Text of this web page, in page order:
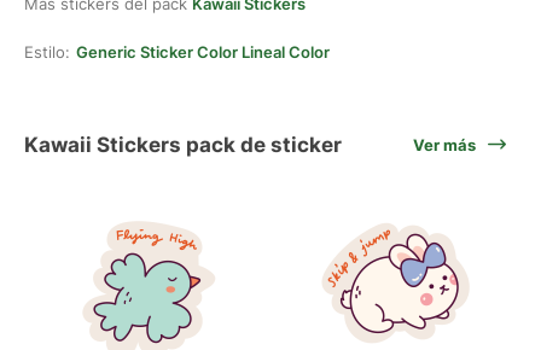
Estilo: Generic Sticker Color Lineal Color
Kawaii Stickers pack de sticker Ver más